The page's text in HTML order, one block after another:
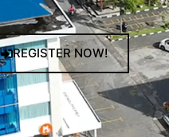
REGISTER NOW!